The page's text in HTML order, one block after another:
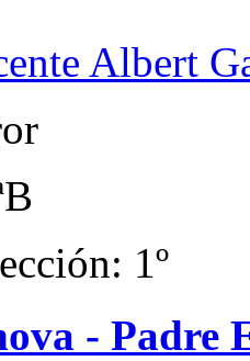
Albert
1º
- Padre